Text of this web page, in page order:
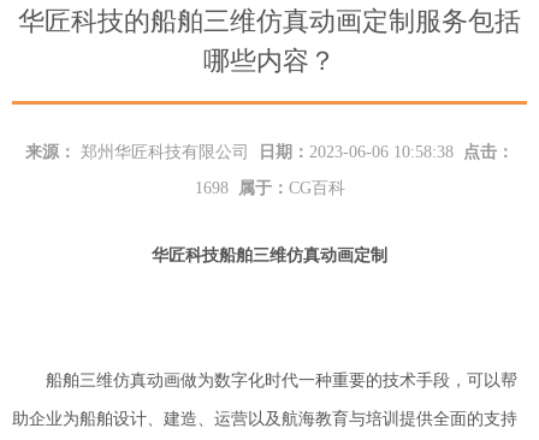
华匠科技的船舶三维仿真动画定制服务包括
哪些内容？
来源： 郑州华匠科技有限公司 日期： 2023-06-06 10:58:38
点击：
1698
属于： CG百科
华匠科技船舶三维仿真动画定制
船舶三维仿真动画做为数字化时代一种重要的技术手段，可以帮
助企业为船舶设计、建造 运营以及航海教育与培训 提供全面的支持